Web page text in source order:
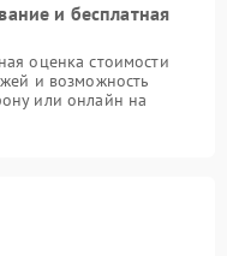
и бесплатная
оценка стоимости
и возможность
или онлайн на